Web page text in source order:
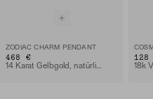
ZODIAC CHARM PENDANT
468 €
14 Karat Gelbgold, natürlicher Diamant
128
18k